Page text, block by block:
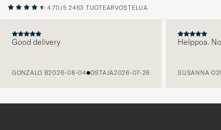
4.70/5 2463 TUOTEARVOSTELUA
Good delivery
GONZALO B2026-08-04 OSTAJA2026-07-26
Helppoa.
SUSANNA O